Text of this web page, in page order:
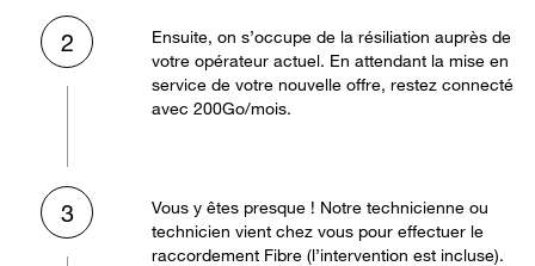
2
Ensuite, on s’occupe de la résiliation auprès de
votre opérateur actuel. En attendant la mise en
service de votre nouvelle offre, restez connecté
avec 200Go/mois.
3
Vous y êtes presque ! Notre technicienne ou
technicien vient chez vous pour effectuer le
raccordement Fibre (l’intervention est incluse).